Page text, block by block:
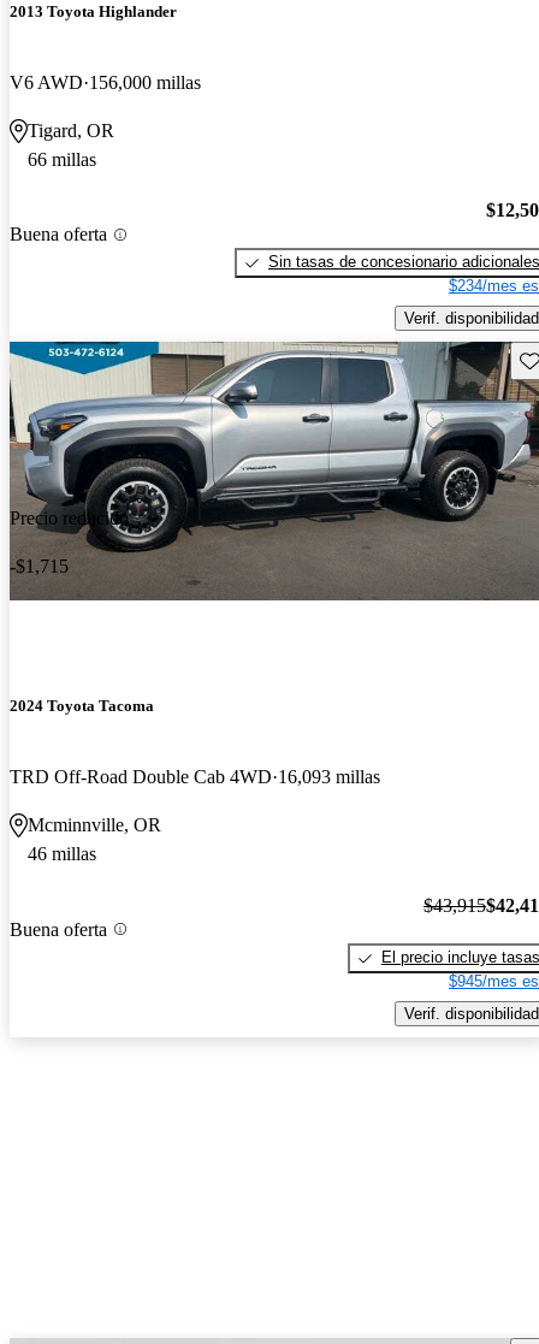
2013 Toyota Highlander
V6 AWD 156,000 millas
Tigard, OR
66 millas
Buena oferta
Sin tasas de concesionario adicionales
$234/mes
Verif. disponibilidad
Precio reducido
-$1,715
2024 Toyota Tacoma
TRD Off-Road Double Cab 4WD 16,093 millas
Mcminnville, OR
46 millas
Buena oferta
$43,915
El precio incluye tasas
$945/mes
Verif. disponibilidad